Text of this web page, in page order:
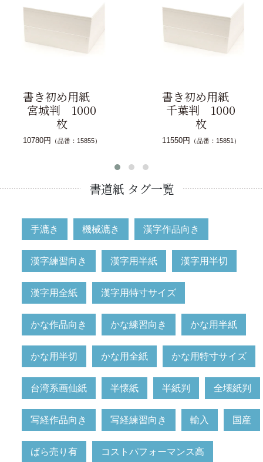
書き初め用紙
宮城判 1000
枚
10780円 （品番：15855）
書き初め用紙
千葉判 1000
枚
11550円 （品番：15851）
書道紙 タグ一覧
手漉き 機械漉き 漢字作品向き
漢字練習向き 漢字用半紙 漢字用半切
漢字用全紙 漢字用特寸サイズ
かな作品向き かな練習向き かな用半紙
かな用半切 かな用全紙 かな用特寸サイズ
台湾系画仙紙 半懐紙 半紙判 全壊紙判
写経作品向き 写経練習向き 輸入 国産
ばら売り有 コストパフォーマンス高